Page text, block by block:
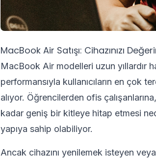
MacBook Air Satışı: Cihazınızı
MacBook Air modelleri uzun yıllardır
performansıyla kullanıcıların en çok
alıyor. Öğrencilerden ofis
kadar geniş bir kitleye hitap etmesi
yapıya sahip olabiliyor.
Ancak cihazını yenilemek isteyen